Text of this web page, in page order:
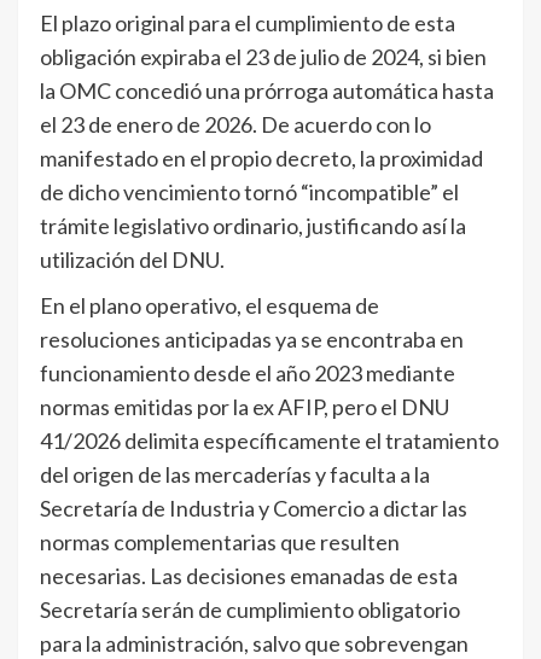
El plazo original para el cumplimiento de esta
obligación expiraba el 23 de julio de 2024, si bien
la OMC concedió una prórroga automática hasta
el 23 de enero de 2026. De acuerdo con lo
manifestado en el propio decreto, la proximidad
de dicho vencimiento tornó “incompatible” el
trámite legislativo ordinario, justificando así la
utilización del DNU.
En el plano operativo, el esquema de
resoluciones anticipadas ya se encontraba en
funcionamiento desde el año 2023 mediante
normas emitidas por la ex AFIP, pero el DNU
41/2026 delimita específicamente el tratamiento
del origen de las mercaderías y faculta a la
Secretaría de Industria y Comercio a dictar las
normas complementarias que resulten
necesarias. Las decisiones emanadas de esta
Secretaría serán de cumplimiento obligatorio
para la administración, salvo que sobrevengan